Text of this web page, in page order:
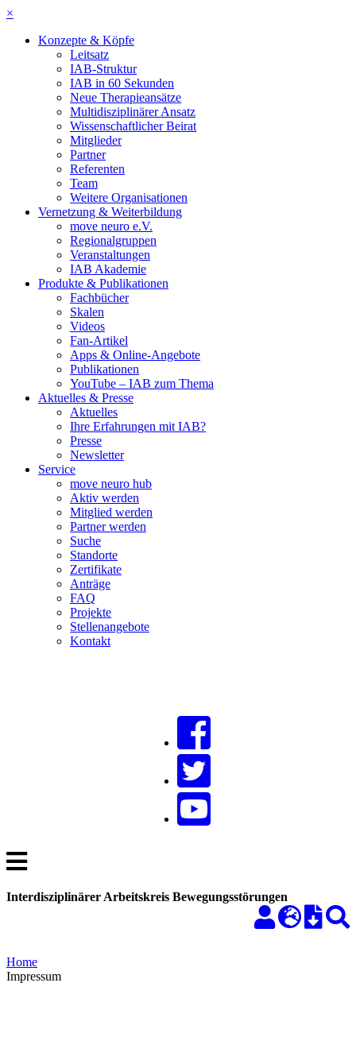
×
Konzepte & Köpfe
Leitsatz
IAB-Struktur
IAB in 60 Sekunden
Neue Therapieansätze
Multidisziplinärer Ansatz
Wissenschaftlicher Beirat
Mitglieder
Partner
Referenten
Team
Weitere Organisationen
Vernetzung & Weiterbildung
move neuro e.V.
Regionalgruppen
Veranstaltungen
IAB Akademie
Produkte & Publikationen
Fachbücher
Skalen
Videos
Fan-Artikel
Apps & Online-Angebote
Publikationen
YouTube – IAB zum Thema
Aktuelles & Presse
Aktuelles
Ihre Erfahrungen mit IAB?
Presse
Newsletter
Service
move neuro hub
Aktiv werden
Mitglied werden
Partner werden
Suche
Standorte
Zertifikate
Anträge
FAQ
Projekte
Stellenangebote
Kontakt
Interdisziplinärer Arbeitskreis Bewegungsstörungen
Home
Impressum